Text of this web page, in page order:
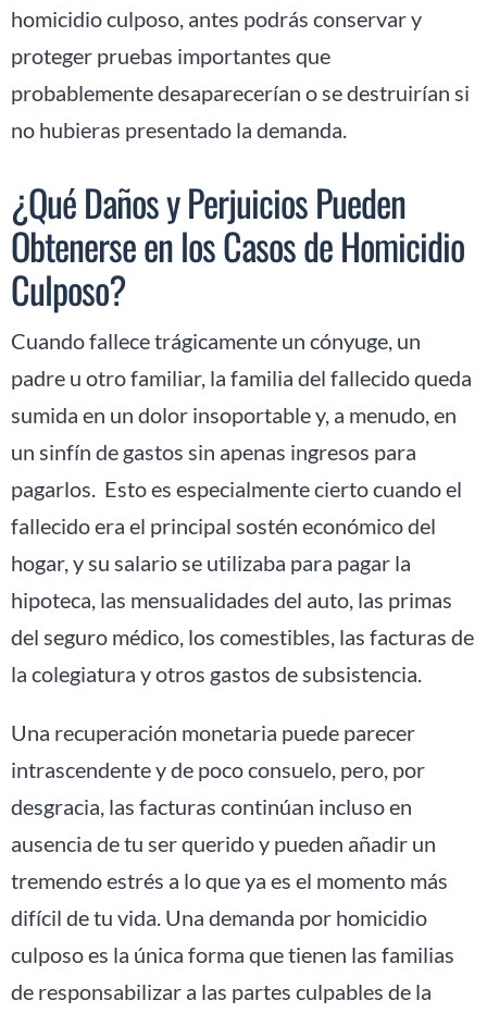
homicidio culposo, antes podrás conservar y
proteger pruebas importantes que
probablemente desaparecerían o se destruirían si
no hubieras presentado la demanda.
¿Qué Daños y Perjuicios Pueden
Obtenerse en los Casos de Homicidio
Culposo?
Cuando fallece trágicamente un cónyuge, un
padre u otro familiar, la familia del fallecido queda
sumida en un dolor insoportable y, a menudo, en
un sinfín de gastos sin apenas ingresos para
pagarlos. Esto es especialmente cierto cuando el
fallecido era el principal sostén económico del
hogar, y su salario se utilizaba para pagar la
hipoteca, las mensualidades del auto, las primas
del seguro médico, los comestibles, las facturas de
la colegiatura y otros gastos de subsistencia.
Una recuperación monetaria puede parecer
intrascendente y de poco consuelo, pero, por
desgracia, las facturas continúan incluso en
ausencia de tu ser querido y pueden añadir un
tremendo estrés a lo que ya es el momento más
difícil de tu vida. Una demanda por homicidio
culposo es la única forma que tienen las familias
de responsabilizar a las partes culpables de la